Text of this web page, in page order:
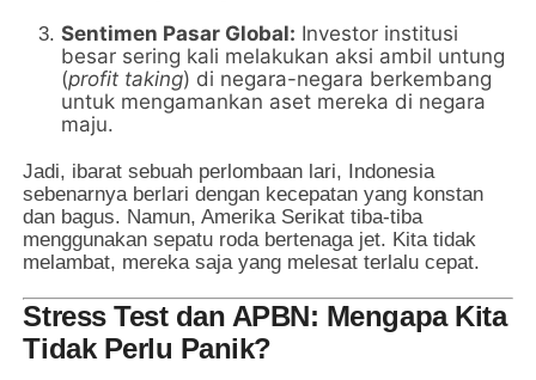
Sentimen Pasar Global: Investor institusi
besar sering kali melakukan aksi ambil untung
(profit taking) di negara-negara berkembang
untuk mengamankan aset mereka di negara
maju.
Jadi, ibarat sebuah perlombaan lari, Indonesia
sebenarnya berlari dengan kecepatan yang konstan
dan bagus. Namun, Amerika Serikat tiba-tiba
menggunakan sepatu roda bertenaga jet. Kita tidak
melambat, mereka saja yang melesat terlalu cepat.
Stress Test dan APBN: Mengapa Kita
Tidak Perlu Panik?